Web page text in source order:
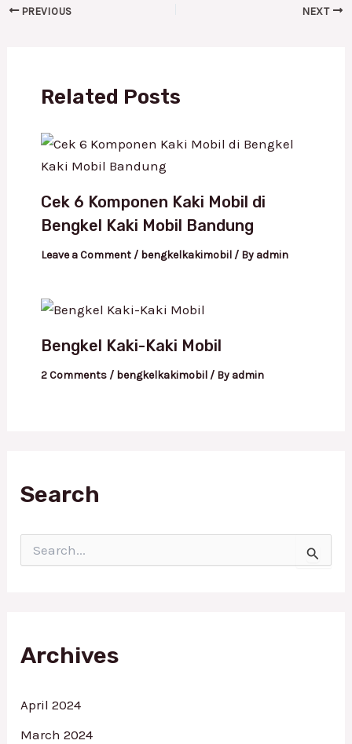
PREVIOUS NEXT
Related Posts
Cek 6 Komponen Kaki Mobil di
Bengkel Kaki Mobil Bandung
Leave a Comment / bengkelkakimobil/ By admin
Bengkel Kaki-Kaki Mobil
2 Comments / bengkelkakimobil/ By admin
Search
e
o
Archives
April 2024
March 2024